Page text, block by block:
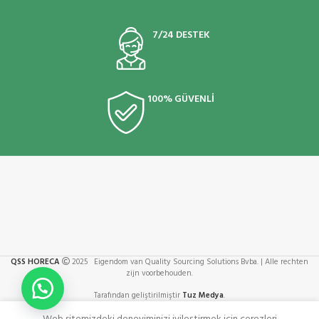
7/24 DESTEK
100% GÜVENLİ
QSS HORECA
2025 Eigendom van Quality Sourcing Solutions Bvba. | Alle rechten
zijn voorbehouden.
Tarafından geliştirilmiştir Tuz Medya.